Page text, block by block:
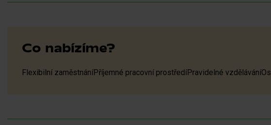
Co nabízíme?
Flexibilní zaměstnáníPříjemné pracovní prostředíPravidelné vzdělávání